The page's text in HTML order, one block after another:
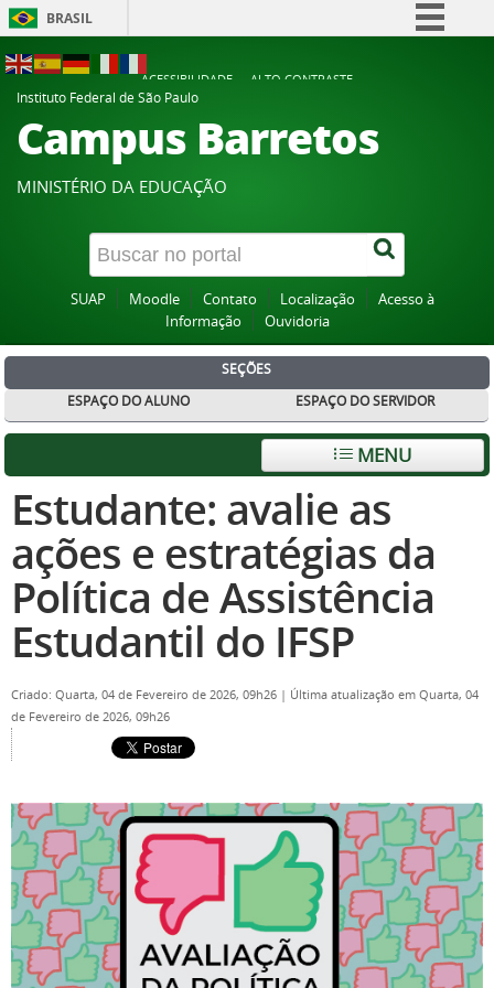
BRASIL
Participe
Acesso à informação
Canais
ACESSIBILIDADE
ALTO CONTRASTE
Instituto Federal de São Paulo
Campus Barretos
MINISTÉRIO DA EDUCAÇÃO
SUAP Moodle Contato Localização
Acesso à
Informação
Ouvidoria
SEÇÕES
ESPAÇO DO ALUNO
ESPAÇO DO SERVIDOR
MENU
Estudante: avalie as
ações e estratégias da
Política de Assistência
Estudantil do IFSP
Criado: Quarta, 04 de Fevereiro de 2026, 09h26 | Última atualização em Quarta, 04
de Fevereiro de 2026, 09h26